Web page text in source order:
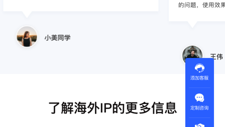
小美同学
的问题，使用效
王伟
了解海外IP的更多信息
添加客服
定制咨询